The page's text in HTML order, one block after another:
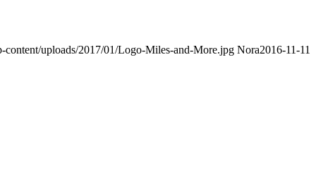
uploads/2017/01/Logo-Miles-and-More.jpg Nora2016-11-11